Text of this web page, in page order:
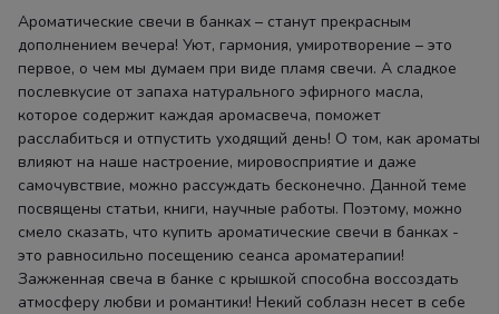
Ароматические свечи в банках – станут прекрасным
дополнением вечера! Уют, гармония, умиротворение – это
первое, о чем мы думаем при виде пламя свечи. А сладкое
послевкусие от запаха натурального эфирного масла,
которое содержит каждая аромасвеча, поможет
расслабиться и отпустить уходящий день! О том, как ароматы
влияют на наше настроение, мировосприятие и даже
самочувствие, можно рассуждать бесконечно. Данной теме
посвящены статьи, книги, научные работы. Поэтому, можно
смело сказать, что купить ароматические свечи в банках -
это равносильно посещению сеанса ароматерапии!
Зажженная свеча в банке с крышкой способна воссоздать
атмосферу любви и романтики! Некий соблазн несет в себе